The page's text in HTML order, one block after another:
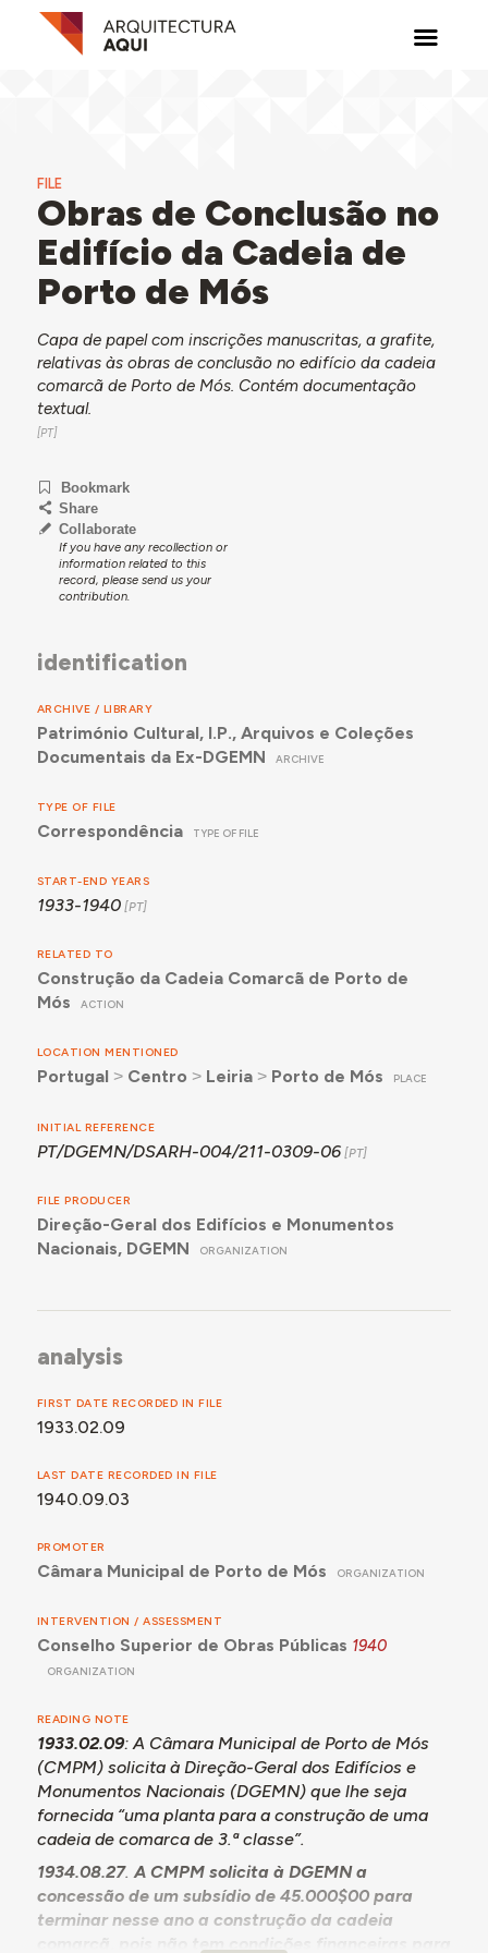
FILE
Obras de Conclusão no
Edifício da Cadeia de
Porto de Mós
Capa de papel com inscrições manuscritas, a grafite,
relativas às obras de conclusão no edifício da cadeia
comarcã de Porto de Mós. Contém documentação
textual.
Bookmark
Share
Collaborate
If you have any recollection or
information related to this
record, please send us your
contribution.
identification
ARCHIVE / LIBRARY
Património Cultural, I.P., Arquivos e Coleções
Documentais da Ex-DGEMN
ARCHIVE
TYPE OF FILE
Correspondência TYPE OF FILE
START-END YEARS
1933-1940
RELATED TO
Construção da Cadeia Comarcã de Porto de
Mós
ACTION
LOCATION MENTIONED
Portugal ˃ Centro ˃ Leiria˃ Porto de Mós PLACE
INITIAL REFERENCE
PT/DGEMN/DSARH-004/211-0309-06
FILE PRODUCER
Direção-Geral dos Edifícios e Monumentos
Nacionais, DGEMN
ORGANIZATION
analysis
FIRST DATE RECORDED IN FILE
1933.02.09
LAST DATE RECORDED IN FILE
1940.09.03
PROMOTER
Câmara Municipal de Porto de Mós ORGANIZATION
INTERVENTION / ASSESSMENT
Conselho Superior de Obras Públicas 1940
ORGANIZATION
READING NOTE
1933.02.09: A Câmara Municipal de Porto de Mós
(CMPM) solicita à Direção-Geral dos Edifícios e
Monumentos Nacionais (DGEMN) que lhe seja
fornecida “uma planta para a construção de uma
cadeia de comarca de 3.ª classe”.
1934.08.27.A CMPM solicita à DGEMN a
concessão de um subsídio de 45.000$00 para
terminar nesse ano a construção da cadeia